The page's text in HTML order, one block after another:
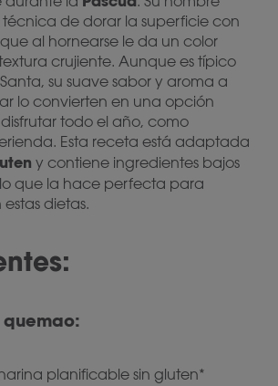
de dorar la superficie con
al hornearse le da un color
crujiente. Aunque es típico
su suave sabor y aroma a
lo convierten en una opción
todo el año, como
Esta receta está adaptada
y contiene ingredientes bajos
que la hace perfecta para
dietas.
planificable sin gluten*